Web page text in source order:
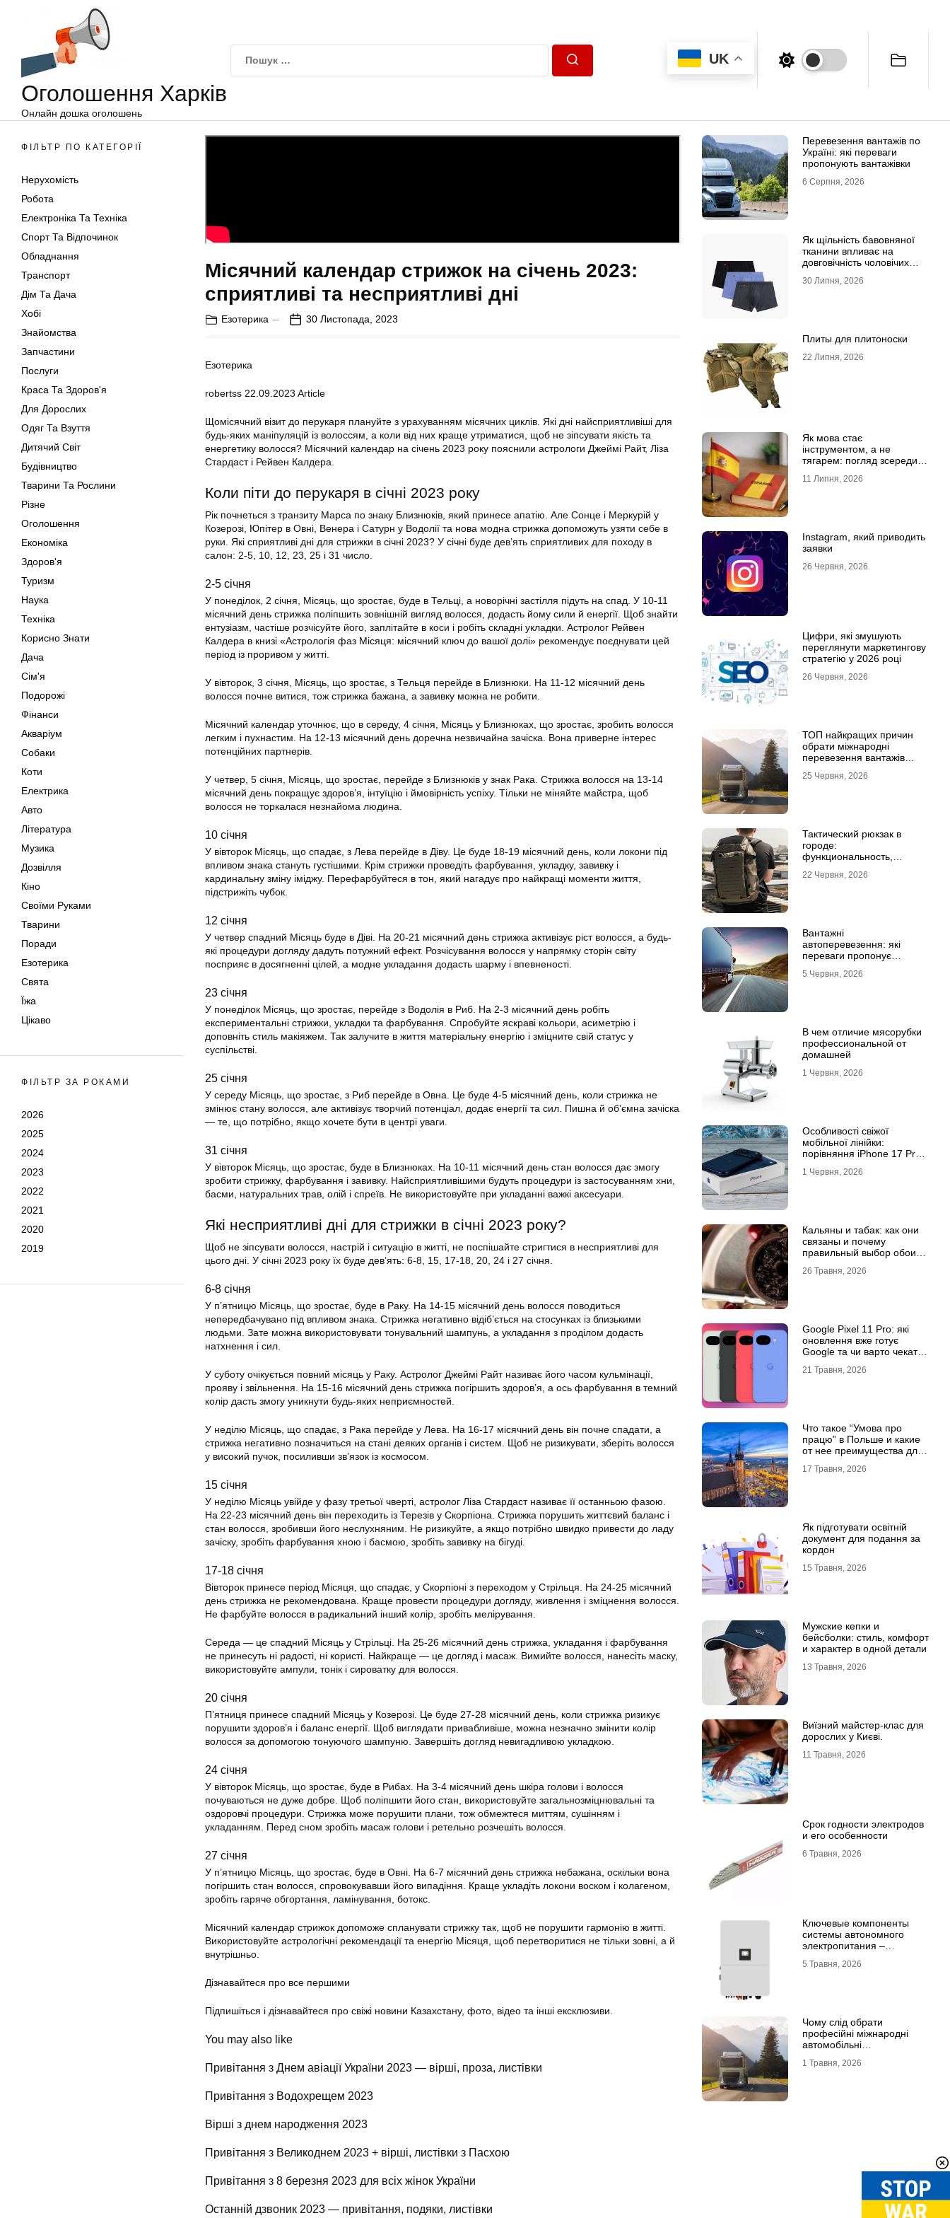
Оголошення Харків
Онлайн дошка оголошень
UK
ФІЛЬТР ПО КАТЕГОРІЇ
Нерухомість
Робота
Електроніка Та Техніка
Спорт Та Відпочинок
Обладнання
Транспорт
Дім Та Дача
Хобі
Знайомства
Запчастини
Послуги
Краса Та Здоров'я
Для Дорослих
Одяг Та Взуття
Дитячий Світ
Будівництво
Тварини Та Рослини
Різне
Оголошення
Економіка
Здоров'я
Туризм
Наука
Техніка
Корисно Знати
Дача
Сім'я
Подорожі
Фінанси
Акваріум
Собаки
Коти
Електрика
Авто
Література
Музика
Дозвілля
Кіно
Своїми Руками
Тварини
Поради
Езотерика
Свята
Їжа
Цікаво
ФІЛЬТР ЗА РОКАМИ
2026
2025
2024
2023
2022
2021
2020
2019
Місячний календар стрижок на січень 2023:
сприятливі та несприятливі дні
Езотерика 30 Листопада, 2023
Езотерика
robertss 22.09.2023 Article
Щомісячний візит до перукаря плануйте з урахуванням місячних циклів. Які дні найсприятливіші для
будь-яких маніпуляцій із волоссям, а коли від них краще утриматися, щоб не зіпсувати якість та
енергетику волосся? Місячний календар на січень 2023 року пояснили астрологи Джеймі Райт, Ліза
Стардаст і Рейвен Калдера.
Коли піти до перукаря в січні 2023 року
Рік почнеться з транзиту Марса по знаку Близнюків, який принесе апатію. Але Сонце і Меркурій у
Козерозі, Юпітер в Овні, Венера і Сатурн у Водолії та нова модна стрижка допоможуть узяти себе в
руки. Які сприятливі дні для стрижки в січні 2023? У січні буде дев’ять сприятливих для походу в
салон: 2-5, 10, 12, 23, 25 і 31 число.
2-5 січня
У понеділок, 2 січня, Місяць, що зростає, буде в Тельці, а новорічні застілля підуть на спад. У 10-11
місячний день стрижка поліпшить зовнішній вигляд волосся, додасть йому сили й енергії. Щоб знайти
ентузіазм, частіше розчісуйте його, заплітайте в коси і робіть складні укладки. Астролог Рейвен
Калдера в книзі «Астрологія фаз Місяця: місячний ключ до вашої долі» рекомендує поєднувати цей
період із проривом у житті.
У вівторок, 3 січня, Місяць, що зростає, з Тельця перейде в Близнюки. На 11-12 місячний день
волосся почне витися, тож стрижка бажана, а завивку можна не робити.
Місячний календар уточнює, що в середу, 4 січня, Місяць у Близнюках, що зростає, зробить волосся
легким і пухнастим. На 12-13 місячний день доречна незвичайна зачіска. Вона приверне інтерес
потенційних партнерів.
У четвер, 5 січня, Місяць, що зростає, перейде з Близнюків у знак Рака. Стрижка волосся на 13-14
місячний день покращує здоров’я, інтуїцію і ймовірність успіху. Тільки не міняйте майстра, щоб
волосся не торкалася незнайома людина.
10 січня
У вівторок Місяць, що спадає, з Лева перейде в Діву. Це буде 18-19 місячний день, коли локони під
впливом знака стануть густішими. Крім стрижки проведіть фарбування, укладку, завивку і
кардинальну зміну іміджу. Перефарбуйтеся в тон, який нагадує про найкращі моменти життя,
підстрижіть чубок.
12 січня
У четвер спадний Місяць буде в Діві. На 20-21 місячний день стрижка активізує ріст волосся, а будь-
які процедури догляду дадуть потужний ефект. Розчісування волосся у напрямку сторін світу
посприяє в досягненні цілей, а модне укладання додасть шарму і впевненості.
23 січня
У понеділок Місяць, що зростає, перейде з Водолія в Риб. На 2-3 місячний день робіть
експериментальні стрижки, укладки та фарбування. Спробуйте яскраві кольори, асиметрію і
доповніть стиль макіяжем. Так залучите в життя матеріальну енергію і зміцните свій статус у
суспільстві.
25 січня
У середу Місяць, що зростає, з Риб перейде в Овна. Це буде 4-5 місячний день, коли стрижка не
змінює стану волосся, але активізує творчий потенціал, додає енергії та сил. Пишна й об’ємна зачіска
— те, що потрібно, якщо хочете бути в центрі уваги.
31 січня
У вівторок Місяць, що зростає, буде в Близнюках. На 10-11 місячний день стан волосся дає змогу
зробити стрижку, фарбування і завивку. Найсприятливішими будуть процедури із застосуванням хни,
басми, натуральних трав, олій і спреїв. Не використовуйте при укладанні важкі аксесуари.
Які несприятливі дні для стрижки в січні 2023 року?
Щоб не зіпсувати волосся, настрій і ситуацію в житті, не поспішайте стригтися в несприятливі для
цього дні. У січні 2023 року їх буде дев’ять: 6-8, 15, 17-18, 20, 24 і 27 січня.
6-8 січня
У п’ятницю Місяць, що зростає, буде в Раку. На 14-15 місячний день волосся поводиться
непередбачувано під впливом знака. Стрижка негативно відіб’ється на стосунках із близькими
людьми. Зате можна використовувати тонувальний шампунь, а укладання з проділом додасть
натхнення і сил.
У суботу очікується повний місяць у Раку. Астролог Джеймі Райт називає його часом кульмінації,
прояву і звільнення. На 15-16 місячний день стрижка погіршить здоров’я, а ось фарбування в темний
колір дасть змогу уникнути будь-яких неприємностей.
У неділю Місяць, що спадає, з Рака перейде у Лева. На 16-17 місячний день він почне спадати, а
стрижка негативно позначиться на стані деяких органів і систем. Щоб не ризикувати, зберіть волосся
у високий пучок, посиливши зв’язок із космосом.
15 січня
У неділю Місяць увійде у фазу третьої чверті, астролог Ліза Стардаст називає її останньою фазою.
На 22-23 місячний день він переходить із Терезів у Скорпіона. Стрижка порушить життєвий баланс і
стан волосся, зробивши його неслухняним. Не ризикуйте, а якщо потрібно швидко привести до ладу
зачіску, зробіть фарбування хною і басмою, зробіть завивку на бігуді.
17-18 січня
Вівторок принесе період Місяця, що спадає, у Скорпіоні з переходом у Стрільця. На 24-25 місячний
день стрижка не рекомендована. Краще провести процедури догляду, живлення і зміцнення волосся.
Не фарбуйте волосся в радикальний інший колір, зробіть мелірування.
Середа — це спадний Місяць у Стрільці. На 25-26 місячний день стрижка, укладання і фарбування
не принесуть ні радості, ні користі. Найкраще — це догляд і масаж. Вимийте волосся, нанесіть маску,
використовуйте ампули, тонік і сироватку для волосся.
20 січня
П’ятниця принесе спадний Місяць у Козерозі. Це буде 27-28 місячний день, коли стрижка ризикує
порушити здоров’я і баланс енергії. Щоб виглядати привабливіше, можна незначно змінити колір
волосся за допомогою тонуючого шампуню. Завершіть догляд невигадливою укладкою.
24 січня
У вівторок Місяць, що зростає, буде в Рибах. На 3-4 місячний день шкіра голови і волосся
почуваються не дуже добре. Щоб поліпшити його стан, використовуйте загальнозміцнювальні та
оздоровчі процедури. Стрижка може порушити плани, тож обмежтеся миттям, сушінням і
укладанням. Перед сном зробіть масаж голови і ретельно розчешіть волосся.
27 січня
У п’ятницю Місяць, що зростає, буде в Овні. На 6-7 місячний день стрижка небажана, оскільки вона
погіршить стан волосся, спровокувавши його випадіння. Краще укладіть локони воском і колагеном,
зробіть гаряче обгортання, ламінування, ботокс.
Місячний календар стрижок допоможе спланувати стрижку так, щоб не порушити гармонію в житті.
Використовуйте астрологічні рекомендації та енергію Місяця, щоб перетворитися не тільки зовні, а й
внутрішньо.
Дізнавайтеся про все першими
Підпишіться і дізнавайтеся про свіжі новини Казахстану, фото, відео та інші ексклюзиви.
You may also like
Привітання з Днем авіації України 2023 — вірші, проза, листівки
Привітання з Водохрещем 2023
Вірші з днем народження 2023
Привітання з Великоднем 2023 + вірші, листівки з Пасхою
Привітання з 8 березня 2023 для всіх жінок України
Останній дзвоник 2023 — привітання, подяки, листівки
Перевезення вантажів по
Україні: які переваги
пропонують вантажівки
6 Серпня, 2026
Як щільність бавовняної
тканини впливає на
довговічність чоловічих
30 Липня, 2026
Плиты для плитоноски
22 Липня, 2026
Як мова стає
інструментом, а не
тягарем: погляд зсередини
11 Липня, 2026
Instagram, який приводить
заявки
26 Червня, 2026
Цифри, які змушують
переглянути маркетингову
стратегію у 2026 році
26 Червня, 2026
ТОП найкращих причин
обрати міжнародні
перевезення вантажів
25 Червня, 2026
Тактический рюкзак в
городе:
функциональность,
глаза
22 Червня, 2026
Вантажні
автоперевезення: які
переваги пропонує
професіоналами
5 Червня, 2026
В чем отличие мясорубки
профессиональной от
домашней
1 Червня, 2026
Особливості свіжої
мобільної лінійки:
порівняння iPhone 17 Pro
1 Червня, 2026
Кальяны и табак: как они
связаны и почему
правильный выбор обоих
26 Травня, 2026
Google Pixel 11 Pro: які
оновлення вже готує
Google та чи варто чекати
21 Травня, 2026
Что такое “Умова про
працю” в Польше и какие
от нее преимущества для
17 Травня, 2026
Як підготувати освітній
документ для подання за
кордон
15 Травня, 2026
Мужские кепки и
бейсболки: стиль, комфорт
и характер в одной детали
13 Травня, 2026
Виїзний майстер-клас для
дорослих у Києві.
11 Травня, 2026
Срок годности электродов
и его особенности
6 Травня, 2026
Ключевые компоненты
системы автономного
электропитания –
DEYE
5 Травня, 2026
Чому слід обрати
професійні міжнародні
автомобільні
1 Травня, 2026